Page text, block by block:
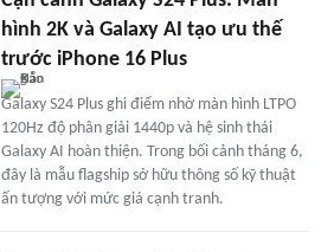
hình 2K và Galaxy AI tạo ưu thế
trước iPhone 16 Plus
Galaxy S24 Plus ghi điểm nhờ màn hình LTPO
120Hz độ phân giải 1440p và hệ sinh thái
Galaxy AI hoàn thiện. Trong bối cảnh tháng 6,
đây là mẫu flagship sở hữu thông số kỹ thuật
ấn tượng với mức giá cạnh tranh.